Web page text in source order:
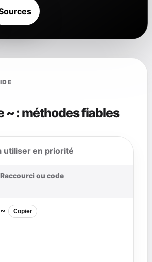
~ : méthodes fiables
utiliser en priorité
Raccourci ou code
~ Copier